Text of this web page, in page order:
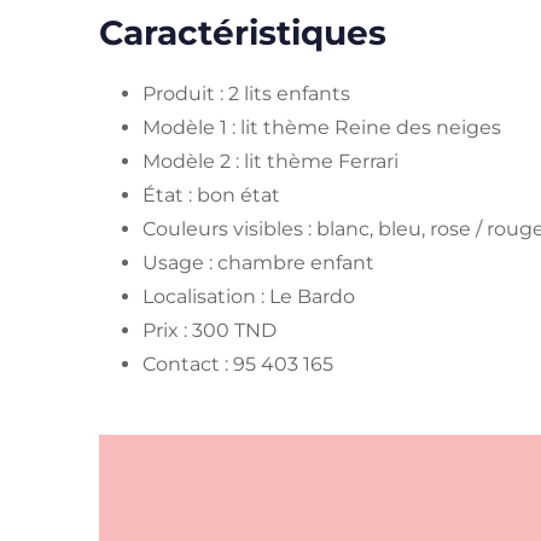
Caractéristiques
Produit : 2 lits enfants
Modèle 1 : lit thème Reine des neiges
Modèle 2 : lit thème Ferrari
État : bon état
Couleurs visibles : blanc, bleu, rose /
Usage : chambre enfant
Localisation : Le Bardo
Prix : 300 TND
Contact : 95 403 165